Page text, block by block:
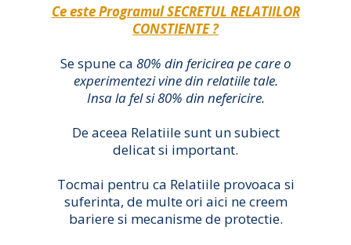
Ce este Programul SECRETUL RELATIILOR
CONSTIENTE ?
Se spune ca 80% din fericirea pe care o
experimentezi vine din relatiile tale.
Insa la fel si 80% din nefericire.
De aceea Relatiile sunt un subiect
delicat si important.
Tocmai pentru ca Relatiile provoaca si
suferinta, de multe ori aici ne creem
bariere si mecanisme de protectie.